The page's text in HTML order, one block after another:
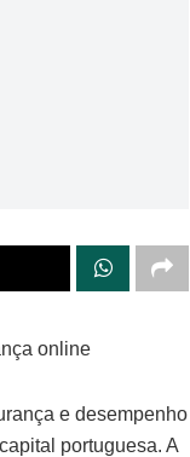
online
e desempenho
portuguesa. A